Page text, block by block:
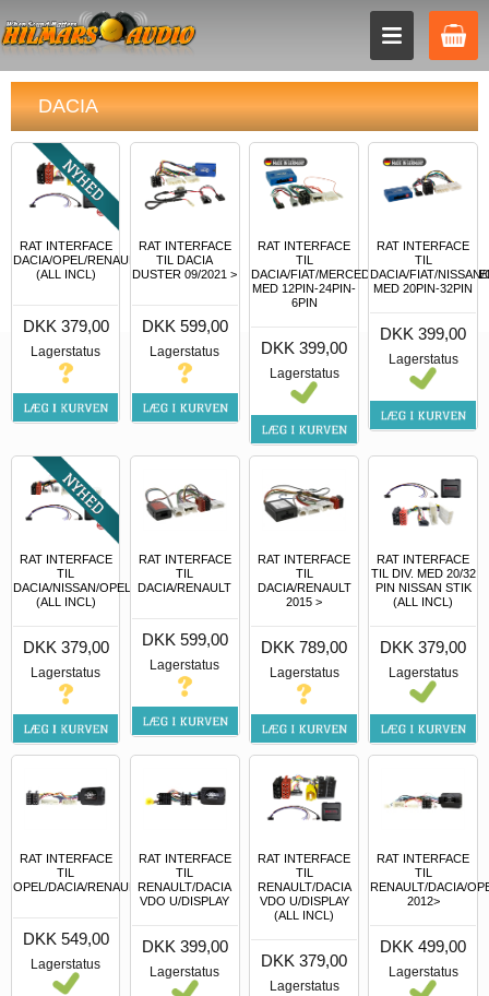
DACIA
RAT INTERFACE
DACIA/OPEL/RENAULT
(ALL INCL)
DKK 379,00
Lagerstatus
RAT INTERFACE
TIL DACIA
DUSTER 09/2021 >
DKK 599,00
Lagerstatus
RAT INTERFACE
TIL
DACIA/FIAT/MERCEDES/NISSAN/OPEL/
MED 12PIN-24PIN-
6PIN
DKK 399,00
Lagerstatus
RAT INTERFACE
TIL
DACIA/FIAT/
MED 20PIN-32PIN
DKK 399,00
Lagerstatus
RAT INTERFACE
TIL
DACIA/NISSAN/OPEL/RENAULT
(ALL INCL)
DKK 379,00
Lagerstatus
RAT INTERFACE
TIL
DACIA/RENAULT
DKK 599,00
Lagerstatus
RAT INTERFACE
TIL
DACIA/RENAULT
2015 >
DKK 789,00
Lagerstatus
RAT INTERFACE
TIL DIV. MED 20/32
PIN NISSAN STIK
(ALL INCL)
DKK 379,00
Lagerstatus
RAT INTERFACE
TIL
OPEL/DACIA/RENAULT/NISSAN
DKK 549,00
Lagerstatus
RAT INTERFACE
TIL
RENAULT/DACIA
VDO U/DISPLAY
DKK 399,00
Lagerstatus
RAT INTERFACE
TIL
RENAULT/DACIA
VDO U/DISPLAY
(ALL INCL)
DKK 379,00
Lagerstatus
RAT INTERFACE
TIL
RENAULT/DACIA/
2012>
DKK 499,00
Lagerstatus